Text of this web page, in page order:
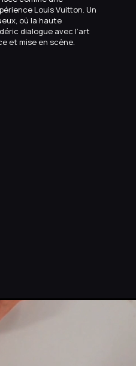
Louis Vuitton. Un
où la haute
dialogue avec l’art
et mise en scène.